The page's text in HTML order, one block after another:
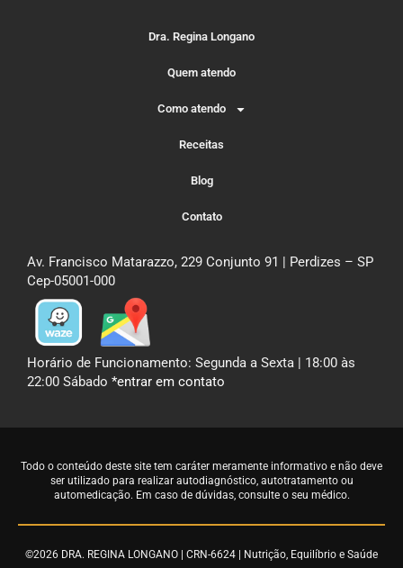
Dra. Regina Longano
Quem atendo
Como atendo
Receitas
Blog
Contato
Av. Francisco Matarazzo, 229 Conjunto 91 | Perdizes – SP
Cep-05001-000
Horário de Funcionamento: Segunda a Sexta | 18:00 às
22:00 Sábado *entrar em contato
Todo o conteúdo deste site tem caráter meramente informativo e não deve
ser utilizado para realizar autodiagnóstico, autotratamento ou
automedicação. Em caso de dúvidas, consulte o seu médico.
©2026 DRA. REGINA LONGANO | CRN-6624 | Nutrição, Equilíbrio e Saúde